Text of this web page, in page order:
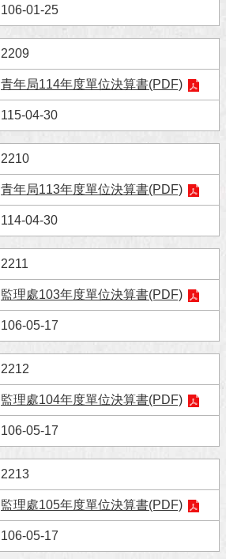
106-01-25
2209
青年局114年度單位決算書(PDF)
115-04-30
2210
青年局113年度單位決算書(PDF)
114-04-30
2211
監理處103年度單位決算書(PDF)
106-05-17
2212
監理處104年度單位決算書(PDF)
106-05-17
2213
監理處105年度單位決算書(PDF)
106-05-17